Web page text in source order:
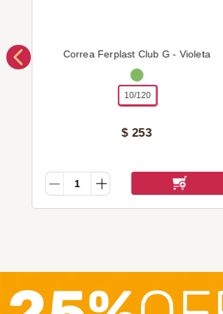
Correa Ferplast Club G - Violeta
10/120
$ 253